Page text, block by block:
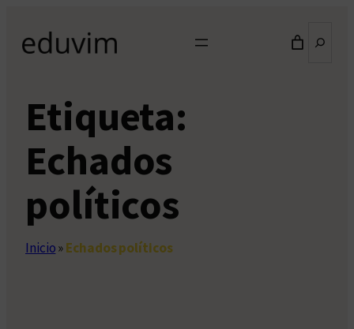
contenido
Etiqueta:
Echados
políticos
Inicio»Echados políticos